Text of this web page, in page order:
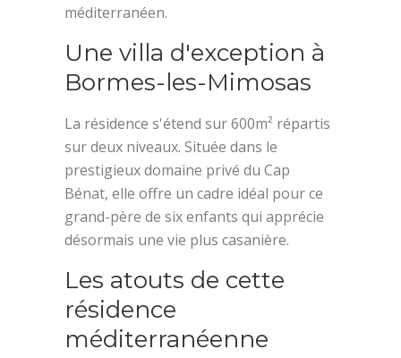
méditerranéen.
Une villa d'exception à
Bormes-les-Mimosas
La résidence s'étend sur 600m² répartis
sur deux niveaux. Située dans le
prestigieux domaine privé du Cap
Bénat, elle offre un cadre idéal pour ce
grand-père de six enfants qui apprécie
désormais une vie plus casanière.
Les atouts de cette
résidence
méditerranéenne